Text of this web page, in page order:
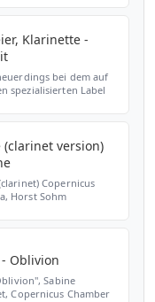
Klarinette -
bei dem auf
spezialisierten Label
(clarinet version)
Copernicus
Horst Sohm
Oblivion
Sabine
Copernicus Chamber